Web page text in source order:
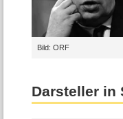
Bild: ORF
Darsteller in